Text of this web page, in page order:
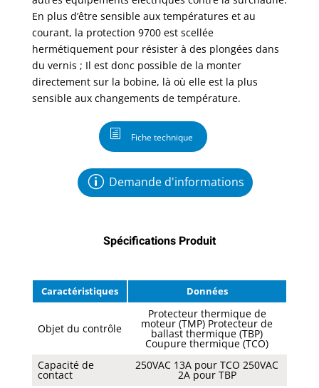
En plus d’être sensible aux températures et au
courant, la protection 9700 est scellée
hermétiquement pour résister à des plongées dans
du vernis ; Il est donc possible de la monter
directement sur la bobine, là où elle est la plus
sensible aux changements de température.
Fiche technique
Demande d'informations
Spécifications Produit
Caractéristiques Données
Objet du contrôle
Protecteur thermique de
moteur (TMP) Protecteur de
ballast thermique (TBP)
Coupure thermique (TCO)
Capacité de
contact
250VAC 13A pour TCO 250VAC
2A pour TBP